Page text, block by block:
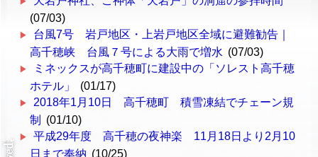
(07/03)
台風7号 岩戸地区・上岩戸地区全域に避難勧告｜
高千穂峡 台風７号による大雨で増水 (07/03)
ミネックスが高千穂町に建設中の「ソレスト高千穂
ホテル」
(01/17)
2018年1月10日 高千穂町 積雪凍結でチェーン規
制
(01/10)
平成29年度 高千穂の夜神楽 11月18日より2月10
日まで奉納 (10/25)